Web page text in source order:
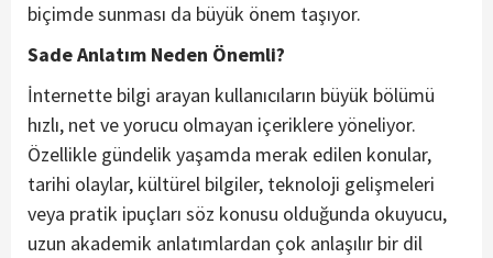
biçimde sunması da büyük önem taşıyor.
Sade Anlatım Neden Önemli?
İnternette bilgi arayan kullanıcıların büyük bölümü
hızlı, net ve yorucu olmayan içeriklere yöneliyor.
Özellikle gündelik yaşamda merak edilen konular,
tarihi olaylar, kültürel bilgiler, teknoloji gelişmeleri
veya pratik ipuçları söz konusu olduğunda okuyucu,
uzun akademik anlatımlardan çok anlaşılır bir dil